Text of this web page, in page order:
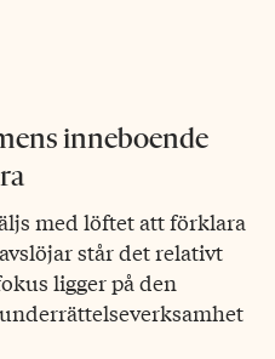
inne­boende
med löftet att förklara
står det relativt
ligger på den